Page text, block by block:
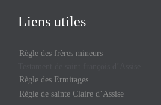
Liens utiles
Règle des frères mineurs
Règle des Ermitages
Règle de sainte Claire d’Assise